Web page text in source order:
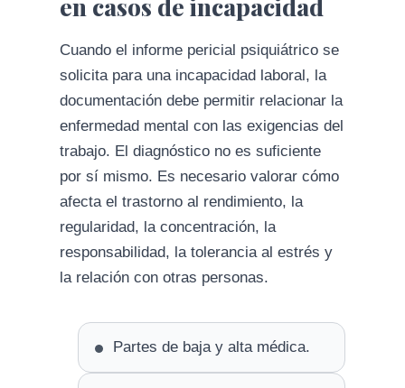
en casos de incapacidad
Cuando el informe pericial psiquiátrico se
solicita para una incapacidad laboral, la
documentación debe permitir relacionar la
enfermedad mental con las exigencias del
trabajo. El diagnóstico no es suficiente
por sí mismo. Es necesario valorar cómo
afecta el trastorno al rendimiento, la
regularidad, la concentración, la
responsabilidad, la tolerancia al estrés y
la relación con otras personas.
Partes de baja y alta médica.